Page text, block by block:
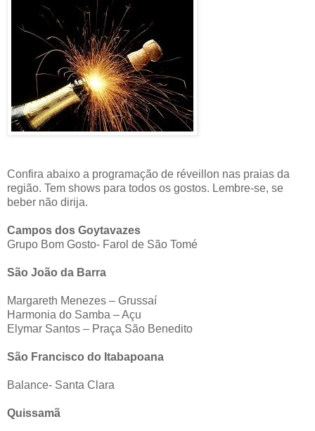
Confira abaixo a programação de réveillon nas praias da
região. Tem shows para todos os gostos. Lembre-se, se
beber não dirija.
Campos dos Goytavazes
Grupo Bom Gosto- Farol de São Tomé
São João da Barra
Margareth Menezes – Grussaí
Harmonia do Samba – Açu
Elymar Santos – Praça São Benedito
São Francisco do Itabapoana
Balance- Santa Clara
Quissamã